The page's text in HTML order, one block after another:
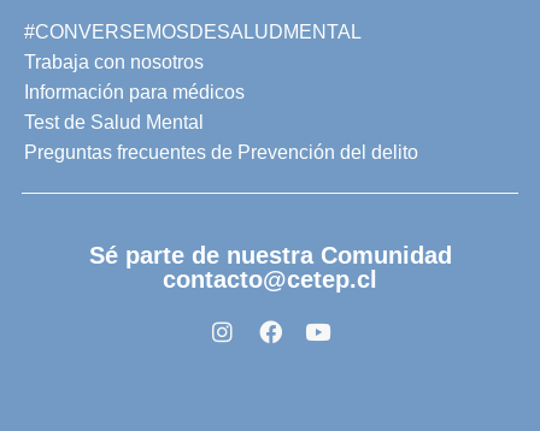
#CONVERSEMOSDESALUDMENTAL
Trabaja con nosotros
Información para médicos
Test de Salud Mental
Preguntas frecuentes de Prevención del delito
Sé parte de nuestra Comunidad
contacto@cetep.cl